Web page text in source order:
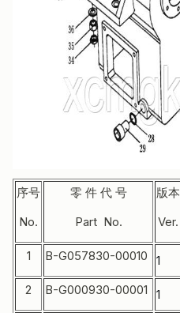
序号
No.
零 件 代 号
Part No.
版本
Ver.
1 B-G057830-00010 1
2 B-G000930-00001 1